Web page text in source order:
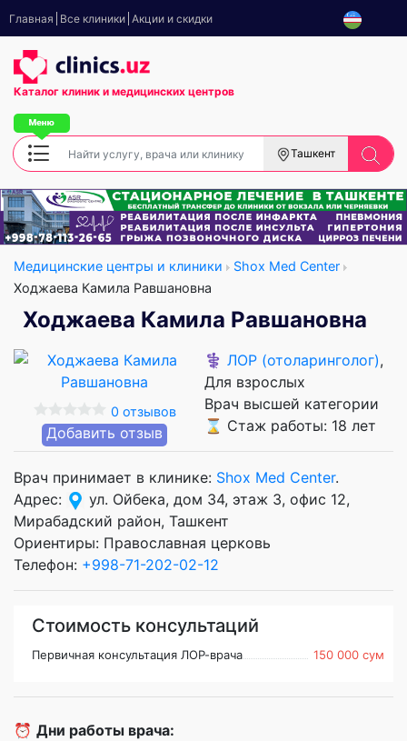
Главная Все клиники Акции и скидки
Каталог клиник и медицинских центров
Ташкент
Медицинские центры и клиники
Shox Med Center
Ходжаева Камила Равшановна
Ходжаева Камила Равшановна
0 отзывов
Добавить отзыв
⚕️ ЛОР (отоларинголог),
Для взрослых
Врач высшей категории
⌛ Стаж работы: 18 лет
Врач принимает в клинике: Shox Med Center.
Адрес:
ул. Ойбека, дом 34, этаж 3, офис 12,
Мирабадский район, Ташкент
Ориентиры: Православная церковь
Телефон: +998-71-202-02-12
Стоимость консультаций
Первичная консультация ЛОР-врача 150 000 сум
⏰ Дни работы врача: